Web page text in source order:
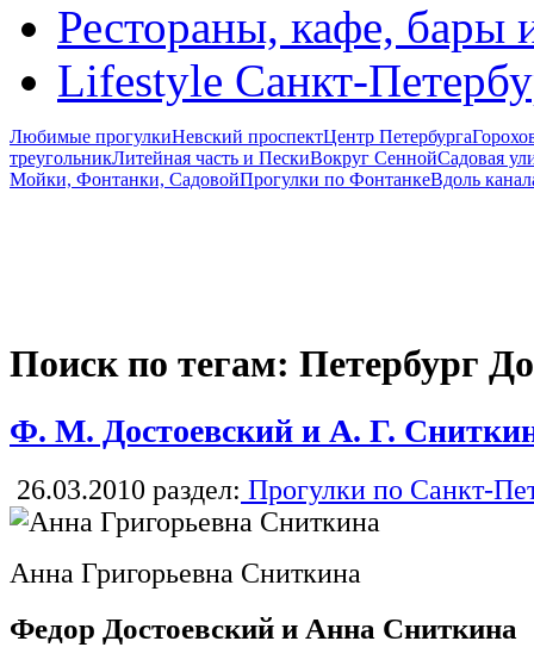
Рестораны, кафе, бары
Lifestyle Санкт-
Любимые прогулкиНевский проспектЦентр Петербурга
треугольникЛитейная часть и ПескиВокруг СеннойСадовая
Мойки, Фонтанки, СадовойПрогулки по ФонтанкеВдоль
Поиск по тегам: Петербург
Ф. М. Достоевский и А. Г.
26.03.2010 раздел: Прогулки по Санкт-
Анна Григорьевна Сниткина
Федор Достоевский и Анна Сниткина